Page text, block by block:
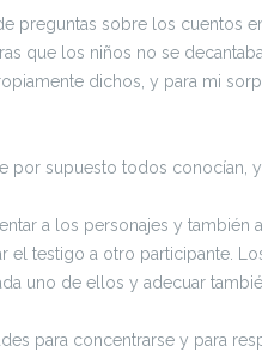
preguntas sobre los cuentos
que los niños no se
dichos, y para mi
por supuesto todos conocían,
a los personajes y también
el testigo a otro participante.
uno de ellos y adecuar
para concentrarse y para